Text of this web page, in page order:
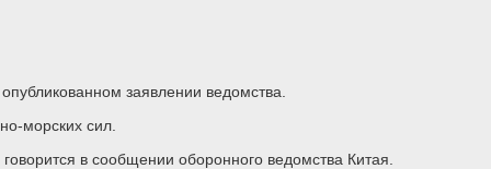
заявлении ведомства.
морских сил.
в сообщении оборонного ведомства Китая.